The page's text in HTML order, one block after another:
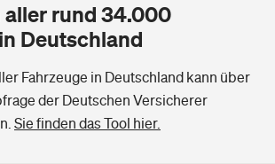
aller rund 34.000
Deutschland
Fahrzeuge in Deutschland kann über
der Deutschen Versicherer
Sie finden das Tool hier.